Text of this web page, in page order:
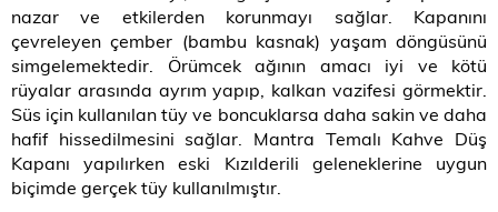
nazar ve etkilerden korunmayı sağlar. Kapanını
çevreleyen çember (bambu kasnak) yaşam döngüsünü
simgelemektedir. Örümcek ağının amacı iyi ve kötü
rüyalar arasında ayrım yapıp, kalkan vazifesi görmektir.
Süs için kullanılan tüy ve boncuklarsa daha sakin ve daha
hafif hissedilmesini sağlar. Mantra Temalı Kahve Düş
Kapanı yapılırken eski Kızılderili geleneklerine uygun
biçimde gerçek tüy kullanılmıştır.